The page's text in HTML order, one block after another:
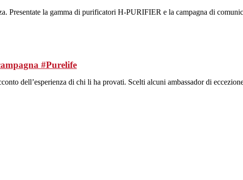
Presentate la gamma di purificatori H-PURIFIER e la campagna di
#Purelife
dell’esperienza di chi li ha provati. Scelti alcuni ambassador di